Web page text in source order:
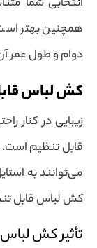
انتخابی شما
همچنین بهتر
دوام و طول عمر
کش لباس
زیبایی در کنار
قابل تنظیم است.
می‌توانند به
کش لباس قابل
تأثیر کش